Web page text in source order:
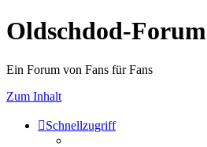
Oldschdod-Forum
Ein Forum von Fans für Fans
Zum Inhalt
Schnellzugriff